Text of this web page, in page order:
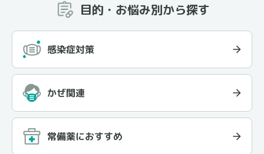
目的・お悩み別から探す
感染症対策
かぜ関連
常備薬におすすめ